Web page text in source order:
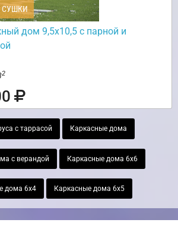
СУШКИ
дом 9,5х10,5 с парной и
2
с таррасой Каркасные дома
с верандой Каркасные дома 6х6
дома 6х4 Каркасные дома 6х5